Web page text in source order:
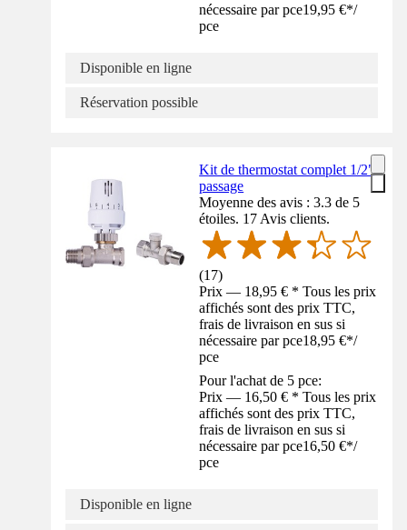
nécessaire par pce19,95 €*/
pce
Disponible en ligne
Réservation possible
Kit de thermostat complet 1/2"
passage
Moyenne des avis : 3.3 de 5
étoiles. 17 Avis clients.
(17)
Prix — 18,95 € * Tous les prix
affichés sont des prix TTC,
frais de livraison en sus si
nécessaire par pce18,95 €*/
pce
Pour l'achat de 5 pce:
Prix — 16,50 € * Tous les prix
affichés sont des prix TTC,
frais de livraison en sus si
nécessaire par pce16,50 €*/
pce
Disponible en ligne